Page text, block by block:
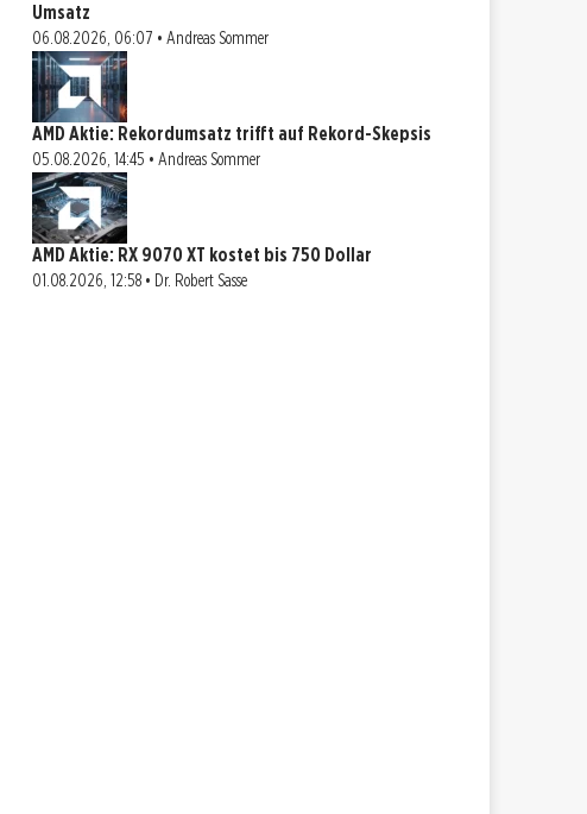
Umsatz
06.08.2026, 06:07 • Andreas Sommer
AMD Aktie: Rekordumsatz trifft auf Rekord-Skepsis
05.08.2026, 14:45 • Andreas Sommer
AMD Aktie: RX 9070 XT kostet bis 750 Dollar
01.08.2026, 12:58 • Dr. Robert Sasse